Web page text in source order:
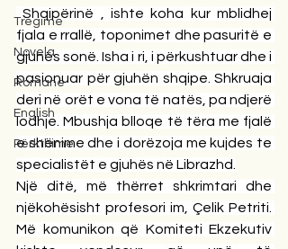
Tregime
Novela
Romane
English
Përkthime
Shqipërinë , ishte koha kur mblidhej
fjala e rrallë, toponimet dhe pasuritë e
gjuhës sonë. Isha i ri, i përkushtuar dhe i
pasionuar për gjuhën shqipe. Shkruaja
deri në orët e vona të natës, pa ndjerë
lodhje. Mbushja blloqe të tëra me fjalë
e shënime dhe i dorëzoja me kujdes te
specialistët e gjuhës në Librazhd.
Një ditë, më thërret shkrimtari dhe
njëkohësisht profesori im, Çelik Petriti.
Më komunikon që Komiteti Ekzekutiv